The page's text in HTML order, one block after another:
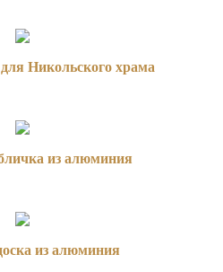
Никольского храма
из алюминия
из алюминия